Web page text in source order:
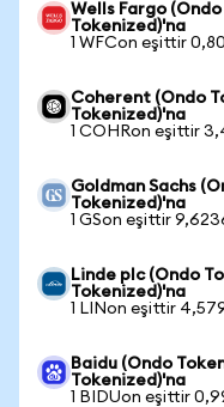
Wells Fargo
Tokenized)'na
1 WFCon eşittir
Coherent (Ondo
Tokenized)'na
1 COHRon eşittir
Goldman Sachs
Tokenized)'na
1 GSon eşittir
Linde plc (Ondo
Tokenized)'na
1 LINon eşittir
Baidu (Ondo
Tokenized)'na
1 BIDUon eşittir